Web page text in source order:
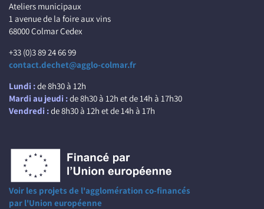
Ateliers municipaux
1 avenue de la foire aux vins
68000 Colmar Cedex
+33 (0)3 89 24 66 99
contact.dechet@agglo-colmar.fr
Lundi :de 8h30 à 12h
Mardi au jeudi :de 8h30 à 12h et de 14h à 17h30
Vendredi :de 8h30 à 12h et de 14h à 17h
Voir les projets de l'agglomération co-financés
par l'Union européenne